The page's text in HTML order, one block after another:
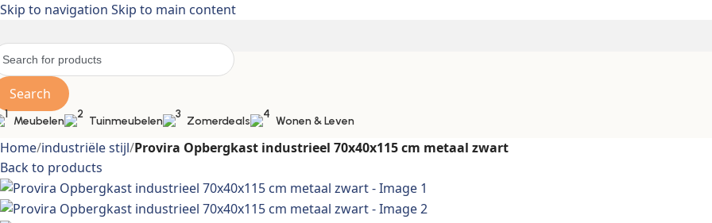
Skip to navigation Skip to main content
Search
Meubelen Tuinmeubelen Zomerdeals Wonen & Leven
Home/industriële stijl/Provira Opbergkast industrieel 70x40x115 cm metaal zwart
Back to products